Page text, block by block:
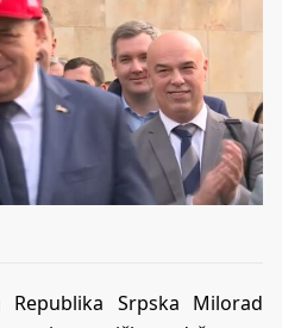
Srpska Milorad